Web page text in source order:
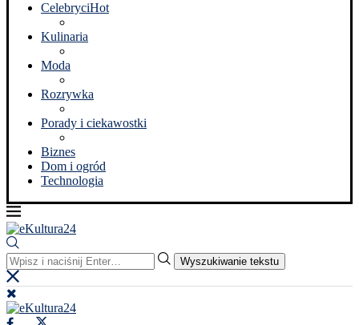
CelebryciHot
Kulinaria
Moda
Rozrywka
Porady i ciekawostki
Biznes
Dom i ogród
Technologia
Wyszukiwanie tekstu